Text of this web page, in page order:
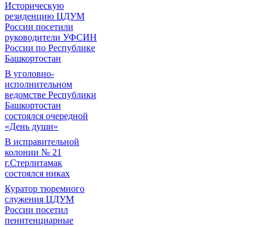
Историческую
резиденцию ЦДУМ
России посетили
руководители УФСИН
России по Республике
Башкортостан
В уголовно-
исполнительном
ведомстве Республики
Башкортостан
состоялся очередной
«День души»
В исправительной
колонии № 21
г.Стерлитамак
состоялся никах
Куратор тюремного
служения ЦДУМ
России посетил
пенитенциарные